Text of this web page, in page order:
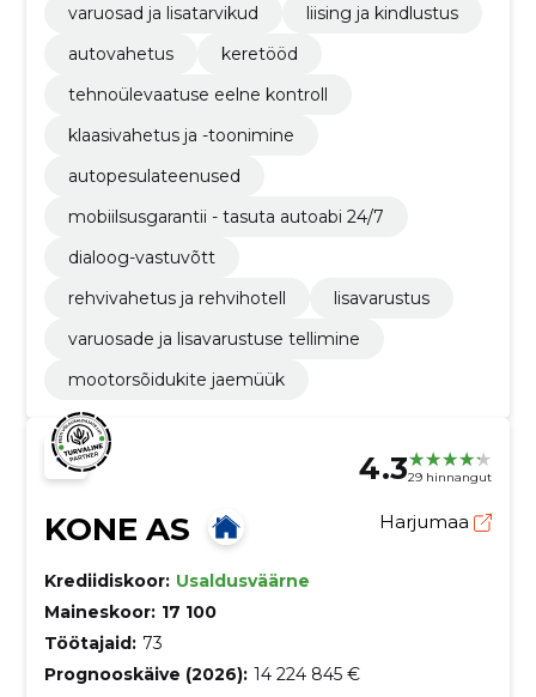
varuosad ja lisatarvikud
liising ja kindlustus
autovahetus
keretööd
tehnoülevaatuse eelne kontroll
klaasivahetus ja -toonimine
autopesulateenused
mobiilsusgarantii - tasuta autoabi 24/7
dialoog-vastuvõtt
rehvivahetus ja rehvihotell
lisavarustus
varuosade ja lisavarustuse tellimine
mootorsõidukite jaemüük
4.329 hinnangut
KONE AS Harjumaa
Krediidiskoor: Usaldusväärne
Maineskoor: 17 100
Töötajaid: 73
Prognooskäive (2026): 14 224 845 €